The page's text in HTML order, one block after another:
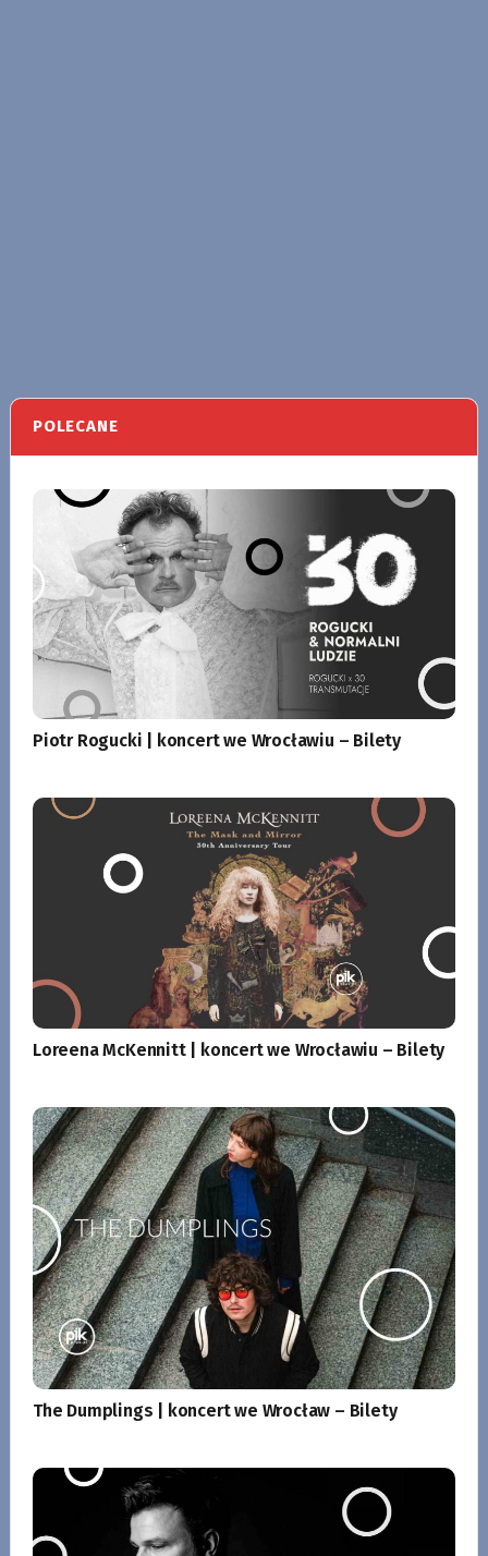
POLECANE
Piotr Rogucki | koncert we Wrocławiu – Bilety
Loreena McKennitt | koncert we Wrocławiu – Bilety
The Dumplings | koncert we Wrocław – Bilety